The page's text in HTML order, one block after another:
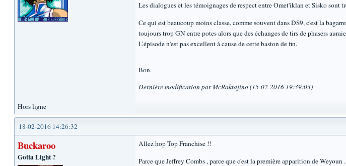
Les dialogues et les témoignages de respect entre Omet'iklan et Sisko sont
Ce qui est beaucoup moins classe, comme souvent dans DS9, c'est la
toujours trop GN entre potes alors que des échanges de tirs de phasers
L’épisode n'est pas excellent à cause de cette baston de fin.
Bon.
Dernière modification par McRaktajino (15-02-2016 19:39:03)
Hors ligne
18-02-2016 14:26:32
Buckaroo
Gotta Light ?
Allez hop Top Franchise !!
Parce que Jeffrey Combs , parce que c'est la première apparition de Weyoun